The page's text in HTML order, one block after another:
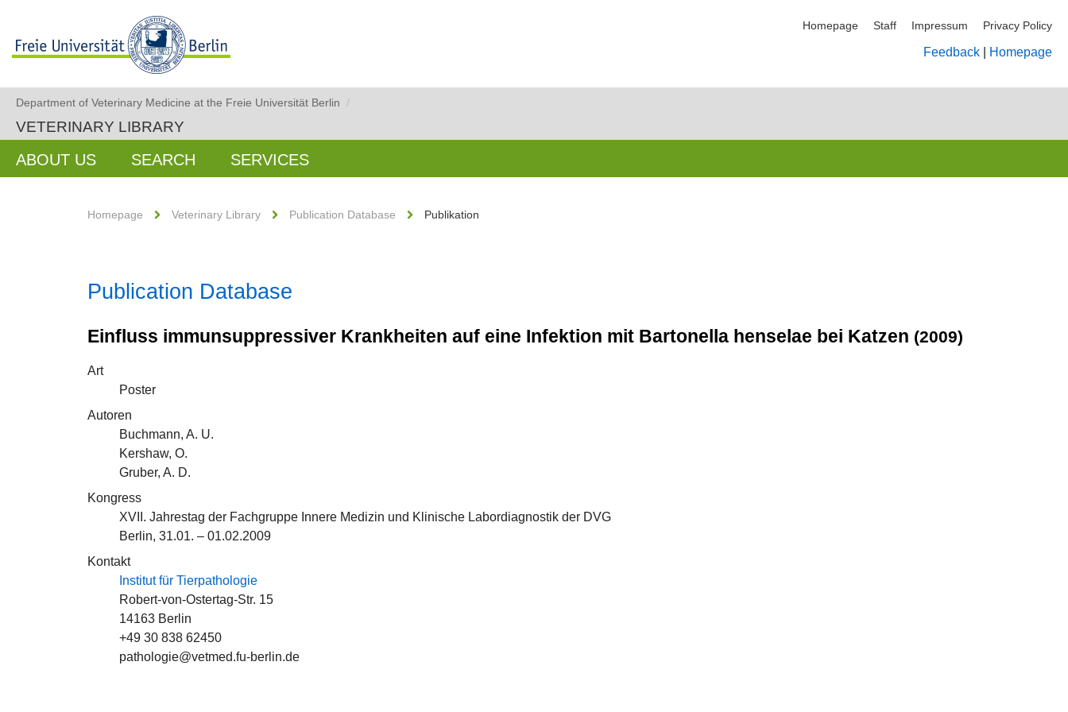
Homepage Staff Impressum Privacy Policy
Feedback Homepage
Department of Veterinary Medicine at the Freie Universität Berlin /
VETERINARY LIBRARY
ABOUT US SEARCH SERVICES
Homepage Veterinary Library Publication Database Publikation
Publication Database
Einfluss immunsuppressiver Krankheiten auf eine Infektion mit Bartonella henselae bei Katzen (2009)
Art
Poster
Autoren
Buchmann, A. U.
Kershaw, O.
Gruber, A. D.
Kongress
XVII. Jahrestag der Fachgruppe Innere Medizin und Klinische Labordiagnostik der DVG
Berlin, 31.01. – 01.02.2009
Kontakt
Institut für Tierpathologie
Robert-von-Ostertag-Str. 15
14163 Berlin
+49 30 838 62450
pathologie@vetmed.fu-berlin.de